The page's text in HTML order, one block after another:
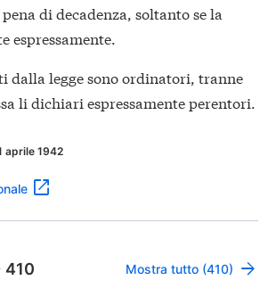
di decadenza, soltanto se la
espressamente.
dalla legge sono ordinatori, tranne
li dichiari espressamente perentori.
aprile 1942
410 Mostra tutto (410)